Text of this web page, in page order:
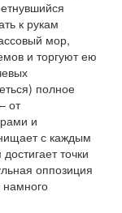
к рукам
мор,
и торгуют ею
полное
от
и
с каждым
точки
оппозиция
намного